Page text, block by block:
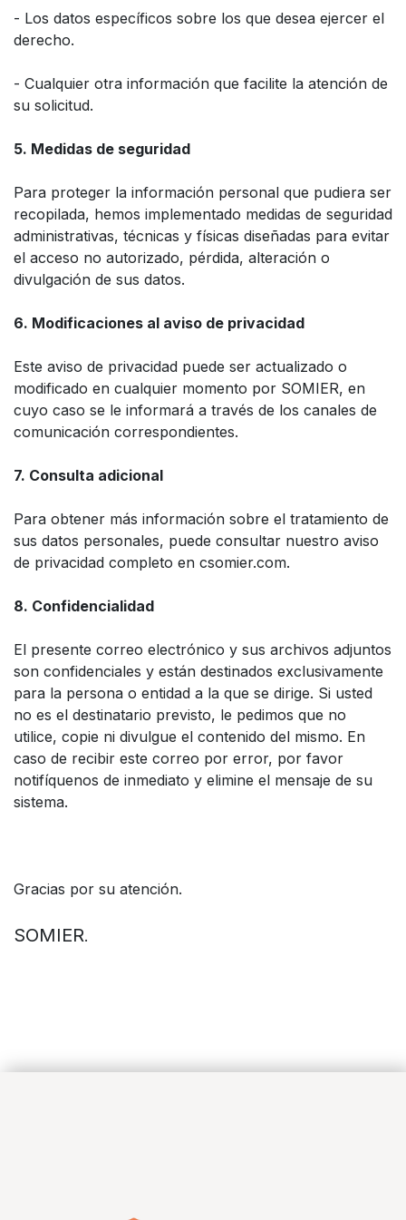
- Los datos específicos sobre los que desea ejercer el
derecho.
- Cualquier otra información que facilite la atención de
su solicitud.
5. Medidas de seguridad
Para proteger la información personal que pudiera ser
recopilada, hemos implementado medidas de seguridad
administrativas, técnicas y físicas diseñadas para evitar
el acceso no autorizado, pérdida, alteración o
divulgación de sus datos.
6. Modificaciones al aviso de privacidad
Este aviso de privacidad puede ser actualizado o
modificado en cualquier momento por SOMIER, en
cuyo caso se le informará a través de los canales de
comunicación correspondientes.
7. Consulta adicional
Para obtener más información sobre el tratamiento de
sus datos personales, puede consultar nuestro aviso
de privacidad completo en csomier.com.
8. Confidencialidad
El presente correo electrónico y sus archivos adjuntos
son confidenciales y están destinados exclusivamente
para la persona o entidad a la que se dirige. Si usted
no es el destinatario previsto, le pedimos que no
utilice, copie ni divulgue el contenido del mismo. En
caso de recibir este correo por error, por favor
notifíquenos de inmediato y elimine el mensaje de su
sistema.
Gracias por su atención.
SOMIER.